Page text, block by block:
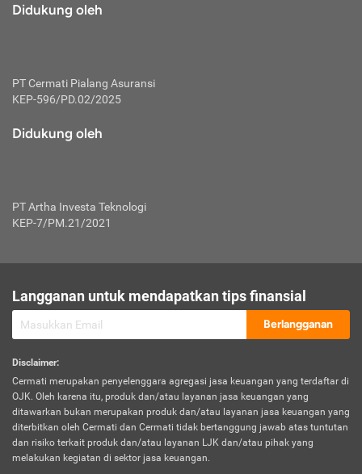
Didukung oleh
PT Cermati Pialang Asuransi
KEP-596/PD.02/2025
Didukung oleh
PT Artha Investa Teknologi
KEP-7/PM.21/2021
Langganan untuk mendapatkan tips finansial
Berlangganan
Disclaimer:
Cermati merupakan penyelenggara agregasi jasa keuangan yang terdaftar di
OJK. Oleh karena itu, produk dan/atau layanan jasa keuangan yang
ditawarkan bukan merupakan produk dan/atau layanan jasa keuangan yang
diterbitkan oleh Cermati dan Cermati tidak bertanggung jawab atas tuntutan
dan risiko terkait produk dan/atau layanan LJK dan/atau pihak yang
melakukan kegiatan di sektor jasa keuangan.